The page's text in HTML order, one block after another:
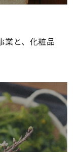
業と、化粧品